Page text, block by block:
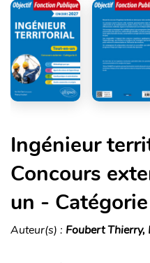
Ingénieur
Concours
un -
Auteur(s) : Foubert Thierry,